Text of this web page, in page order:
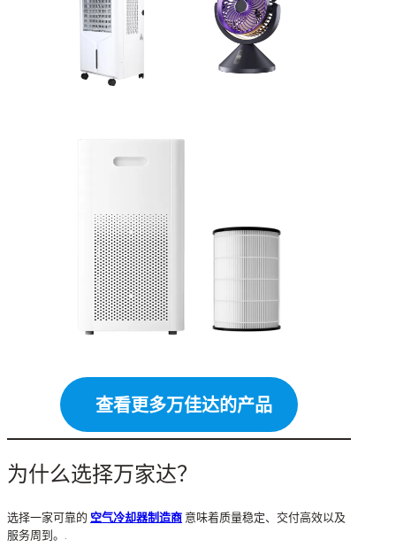
查看更多万佳达的产品
为什么选择万家达？
选择一家可靠的 空气冷却器制造商 意味着质量稳定、交付高效以及
服务周到。.